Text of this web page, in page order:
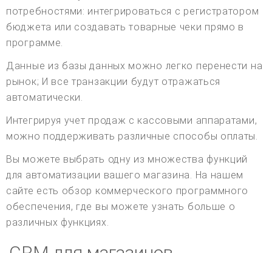
потребностями: интегрироваться с регистратором
бюджета или создавать товарные чеки прямо в
программе.
Данные из базы данных можно легко перенести на
рынок; И все транзакции будут отражаться
автоматически.
Интегрируя учет продаж с кассовыми аппаратами,
можно поддерживать различные способы оплаты.
Вы можете выбрать одну из множества функций
для автоматизации вашего магазина. На нашем
сайте есть обзор коммерческого программного
обеспечения, где вы можете узнать больше о
различных функциях.